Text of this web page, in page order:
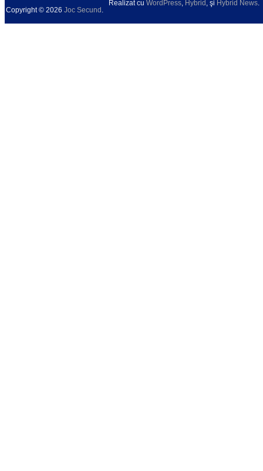
Copyright © 2026 Joc Secund .
Realizat cu WordPress, Hybrid , şi Hybrid News.